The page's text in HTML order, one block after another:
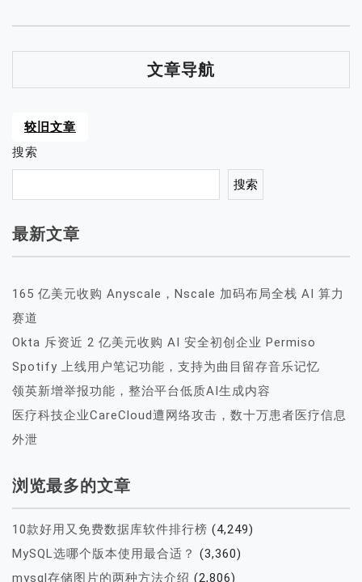
文章导航
较旧文章
搜索
搜索
最新文章
165 亿美元收购 Anyscale，Nscale 加码布局全栈 AI 算力
赛道
Okta 斥资近 2 亿美元收购 AI 安全初创企业 Permiso
Spotify 上线用户笔记功能，支持为曲目留存音乐记忆
领英新增举报功能，整治平台低质AI生成内容
医疗科技企业CareCloud遭网络攻击，数十万患者医疗信息
外泄
浏览最多的文章
10款好用又免费数据库软件排行榜 (4,249)
MySQL选哪个版本使用最合适？ (3,360)
mysql存储图片的两种方法介绍 (2,806)